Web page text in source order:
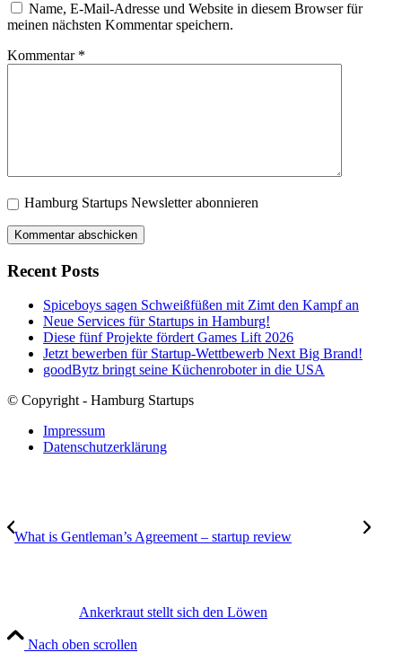
Name, E-Mail-Adresse und Website in diesem Browser für
meinen nächsten Kommentar speichern.
Kommentar *
Hamburg Startups Newsletter abonnieren
Recent Posts
Spiceboys sagen Schweißfüßen mit Zimt den Kampf an
Neue Services für Startups in Hamburg!
Diese fünf Projekte fördert Games Lift 2026
Jetzt bewerben für Startup-Wettbewerb Next Big Brand!
goodBytz bringt seine Küchenroboter in die USA
© Copyright - Hamburg Startups
Impressum
Datenschutzerklärung
What is Gentleman’s Agreement – startup review
Ankerkraut stellt sich den Löwen
Nach oben scrollen